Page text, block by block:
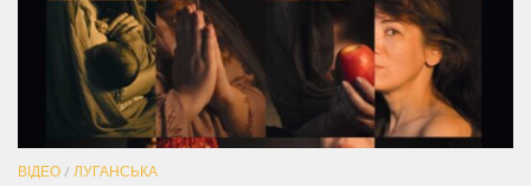
ВІДЕО / ЛУГАНСЬКА